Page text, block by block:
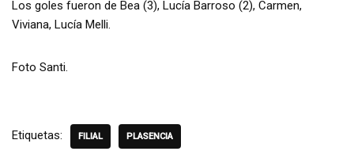
Los goles fueron de Bea (3), Lucía Barroso (2), Carmen,
Viviana, Lucía Melli.
Foto Santi.
Etiquetas: FILIAL PLASENCIA